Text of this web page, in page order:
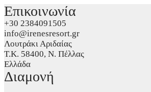
Επικοινωνία
+30 2384091505
info@irenesresort.gr
Λουτράκι Αριδαίας
Τ.Κ. 58400, Ν. Πέλλας
Ελλάδα
Διαμονή